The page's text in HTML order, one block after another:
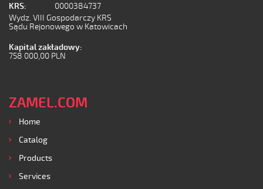
KRS:
0000384737
Wydz. VIII Gospodarczy KRS
Sądu Rejonowego w Katowicach
Kapital zakładowy:
758 000,00 PLN
ZAMEL.COM
Home
Catalog
Products
Services